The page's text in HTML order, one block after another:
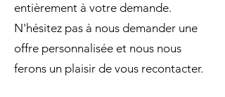
entièrement à votre demande.
N'hésitez pas à nous demander une
offre personnalisée et nous nous
ferons un plaisir de vous recontacter.